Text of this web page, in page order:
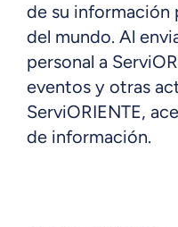
de su información
del mundo. Al
personal a
eventos y otras
ServiORIENTE,
de información.